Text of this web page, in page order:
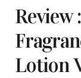
Lotion